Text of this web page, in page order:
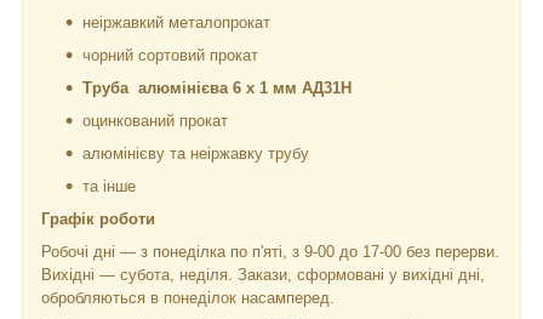
неіржавкий металопрокат
чорний сортовий прокат
Труба алюмінієва 6 х 1 мм АД31Н
оцинкований прокат
алюмінієву та неіржавку трубу
та інше
Графік роботи
Робочі дні — з понеділка по п'яті, з 9-00 до 17-00 без перерви.
Вихідні — субота, неділя. Закази, сформовані у вихідні дні,
обробляються в понеділок насамперед.